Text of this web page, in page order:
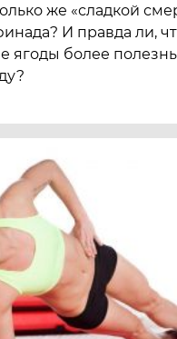
же «сладкой
И правда ли,
ягоды более